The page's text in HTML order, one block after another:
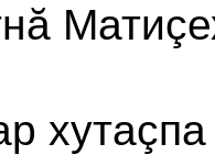
хутаçпа